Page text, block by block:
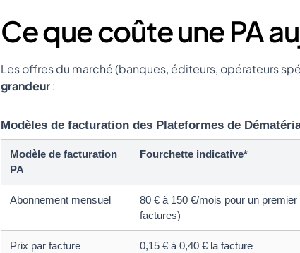
Ce que coûte une PA
Les offres du marché (banques, éditeurs, opérateurs
grandeur:
Modèles de facturation des Plateformes de
Modèle de facturation
PA
Fourchette indicative*
Abonnement mensuel
80 € à 150 €/mois pour un
factures)
Prix par facture 0,15 € à 0,40 € la facture